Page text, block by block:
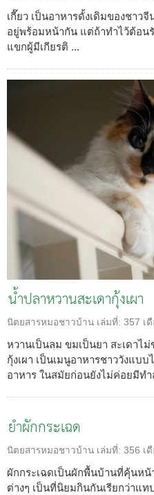
เกี๊ยว เป็นอาหารดั้งเดิมของชาว
อยู่พร้อมหน้ากัน แต่ถ้าทำไว้ต้อ
แขกผู้มีเกียรติ ...
น้ำปลาหวานสะเดากุ้งเผา
นิตยสารหมอชาวบ้าน เล่มที่: 357 เ
หวานเป็นลม ขมเป็นยา สะเดาไ
กุ้งเผา เป็นเมนูอาหารชาววังแบ
อาหาร ในสมัยก่อนยังไม่ค่อยมีท
ยำผักกระเฉด
นิตยสารหมอชาวบ้าน เล่มที่: 356 เ
ผักกระเฉดเป็นผักพื้นบ้านที่คุ้นห
ต่างๆ เป็นที่นิยมกินกันเรียกว่าแ